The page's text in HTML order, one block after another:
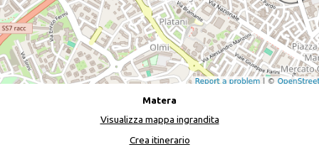
Matera
Visualizza mappa ingrandita
Crea itinerario